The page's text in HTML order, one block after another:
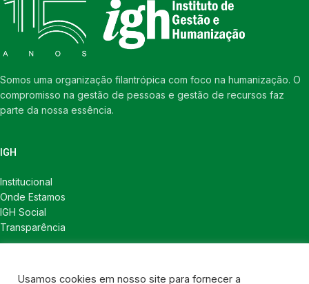
Somos uma organização filantrópica com foco na humanização. O
compromisso na gestão de pessoas e gestão de recursos faz
parte da nossa essência.
IGH
Institucional
Onde Estamos
IGH Social
Transparência
Usamos cookies em nosso site para fornecer a